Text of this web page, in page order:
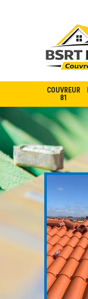
COUVREUR
81